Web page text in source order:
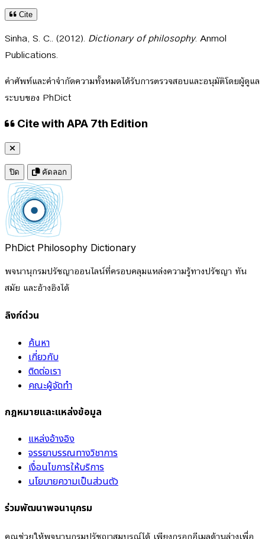
Cite
Sinha, S. C.. (2012). Dictionary of philosophy. Anmol
Publications.
คำศัพท์และคำจำกัดความทั้งหมดได้รับการตรวจสอบและอนุมัติโดยผู้ดูแล
ระบบของ PhDict
Cite with APA 7th Edition
ปิด คัดลอก
PhDict Philosophy Dictionary
พจนานุกรมปรัชญาออนไลน์ที่ครอบคลุมแหล่งความรู้ทางปรัชญา ทัน
สมัย และอ้างอิงได้
ลิงก์ด่วน
ค้นหา
เกี่ยวกับ
ติดต่อเรา
คณะผู้จัดทำ
กฎหมายและแหล่งข้อมูล
แหล่งอ้างอิง
จรรยาบรรณทางวิชาการ
เงื่อนไขการให้บริการ
นโยบายความเป็นส่วนตัว
ร่วมพัฒนาพจนานุกรม
คุณช่วยให้พจนานุกรมปรัชญาสมบูรณ์ได้ เพียงกรอกอีเมลด้านล่างเพื่อ